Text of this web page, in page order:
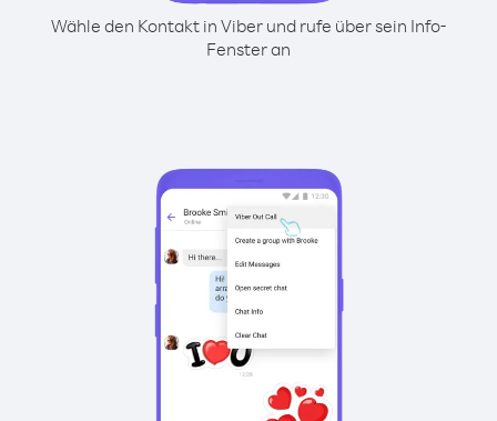
Wähle den Kontakt in Viber und rufe über sein Info-
Fenster an